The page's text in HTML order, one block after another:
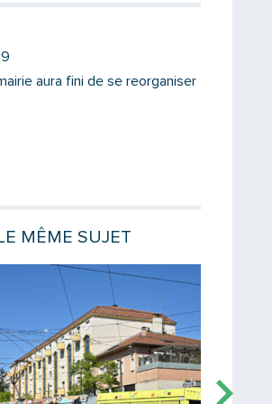
aura fini de se reorganiser
MÊME SUJET